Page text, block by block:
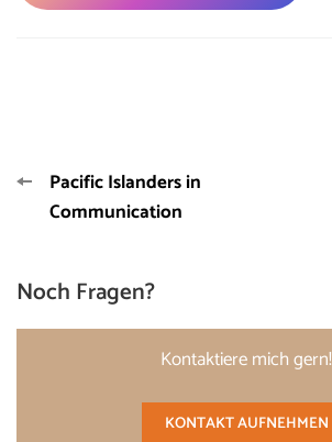
Beitragsnavigation
Pacific Islanders in
Communication
Noch Fragen?
Kontaktiere mich gern!
KONTAKT AUFNEHMEN